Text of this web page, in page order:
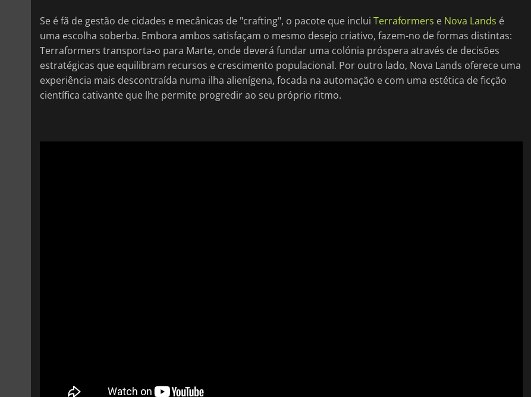
Se é fã de gestão de cidades e mecânicas de "crafting", o pacote que inclui Terraformers e Nova Lands é
uma escolha soberba. Embora ambos satisfaçam o mesmo desejo criativo, fazem-no de formas distintas:
Terraformers transporta-o para Marte, onde deverá fundar uma colónia próspera através de decisões
estratégicas que equilibram recursos e crescimento populacional. Por outro lado, Nova Lands oferece uma
experiência mais descontraída numa ilha alienígena, focada na automação e com uma estética de ficção
científica cativante que lhe permite progredir ao seu próprio ritmo.